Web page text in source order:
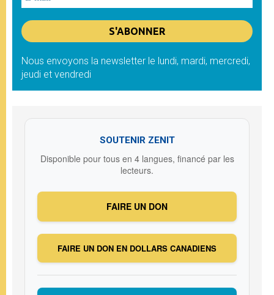
Nous envoyons la newsletter le lundi, mardi, mercredi,
jeudi et vendredi
SOUTENIR ZENIT
Disponible pour tous en 4 langues, financé par les
lecteurs.
FAIRE UN DON
FAIRE UN DON EN DOLLARS CANADIENS